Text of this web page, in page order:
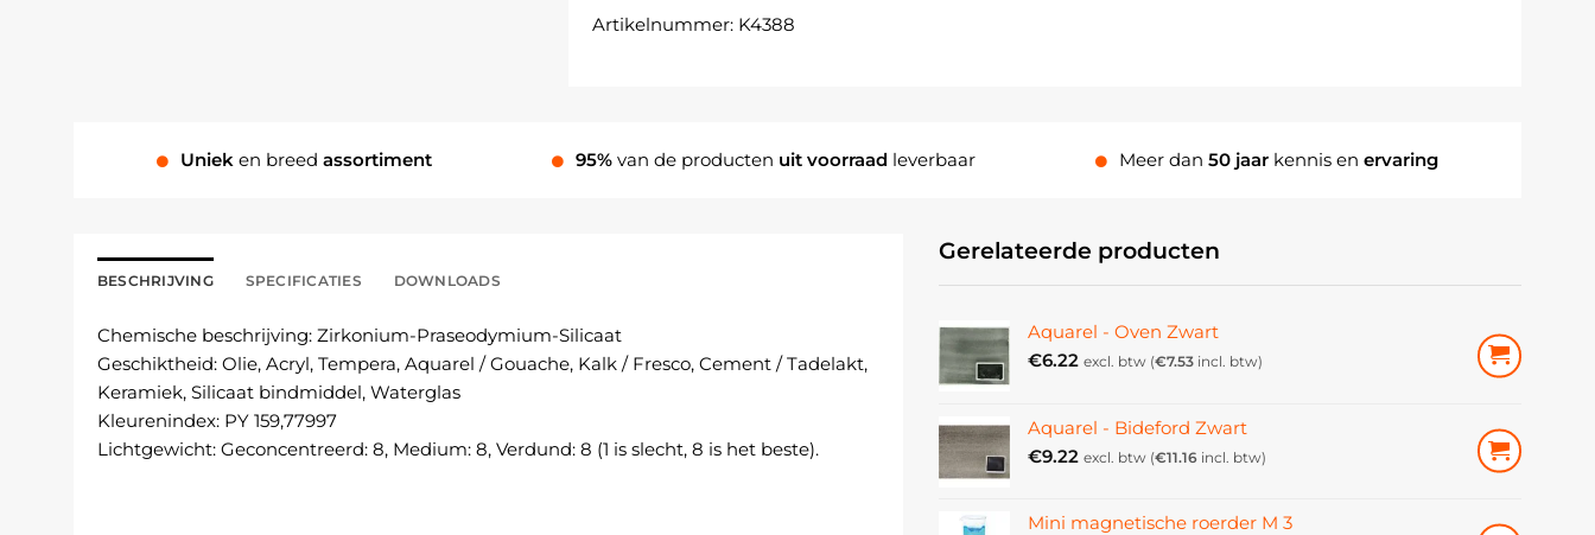
Artikelnummer: K4388
Unieken breedassortiment 95%van de producten uit voorraad leverbaar Meer dan 50 jaarkennis en ervaring
BESCHRIJVING SPECIFICATIES DOWNLOADS
Chemische beschrijving: Zirkonium-Praseodymium-Silicaat
Geschiktheid: Olie, Acryl, Tempera, Aquarel / Gouache, Kalk / Fresco, Cement / Tadelakt,
Keramiek, Silicaat bindmiddel, Waterglas
Kleurenindex: PY 159,77997
Lichtgewicht: Geconcentreerd: 8, Medium: 8, Verdund: 8 (1 is slecht, 8 is het beste).
Gerelateerde producten
Aquarel - Oven Zwart
€6.22 excl. btw (€7.53 incl. btw)
Aquarel - Bideford Zwart
€9.22 excl. btw (€11.16 incl. btw)
Mini magnetische roerder M 3